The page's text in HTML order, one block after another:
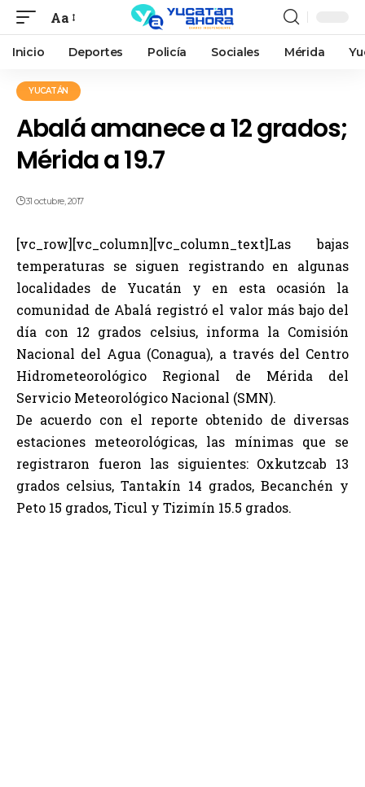
Aa
Inicio Deportes Policía Sociales Mérida
YUCATÁN
Abalá amanece a 12 grados;
Mérida a 19.7
31 octubre, 2017
[vc_row][vc_column][vc_column_text]Las bajas
temperaturas se siguen registrando en algunas
localidades de Yucatán y en esta ocasión la
comunidad de Abalá registró el valor más bajo del
día con 12 grados celsius, informa la Comisión
Nacional del Agua (Conagua), a través del Centro
Hidrometeorológico Regional de Mérida del
Servicio Meteorológico Nacional (SMN).
De acuerdo con el reporte obtenido de diversas
estaciones meteorológicas, las mínimas que se
registraron fueron las siguientes: Oxkutzcab 13
grados celsius, Tantakín 14 grados, Becanchén y
Peto 15 grados, Ticul y Tizimín 15.5 grados.